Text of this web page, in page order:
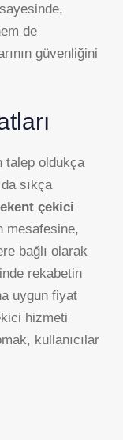
de
güvenliğini
talep oldukça
sıkça
çekici
mesafesine,
bağlı olarak
rekabetin
uygun fiyat
hizmeti
kullanıcılar